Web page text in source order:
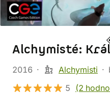
Alchymisté:
2016 Alchymisti
5
(2